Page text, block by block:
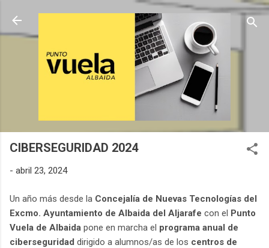
Ir al contenido principal
CIBERSEGURIDAD 2024
- abril 23, 2024
Un año más desde la Concejalía de Nuevas Tecnologías del
Excmo. Ayuntamiento de Albaida del Aljarafe con el Punto
Vuela de Albaida pone en marcha el programa anual de
ciberseguridad dirigido a alumnos/as de los centros de